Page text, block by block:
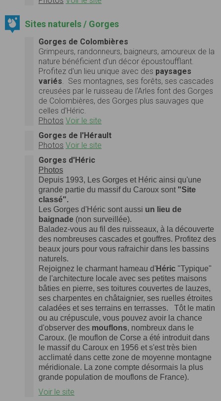
Sites naturels / Gorges
Gorges de Colombières
Grimpeurs, randonneurs, baigneurs, amoureux de la
nature bénéficient d'un décor époustoufflant.
Profitez d'un lieu unique avec des paysages
variés. Ses montagnes, ses forêts, ses cascades
creusées par le ruisseau de l'Arles font des Gorges
de Colombières, des Gorges plus sauvages que
celles d'Héric.
Photos Voir le site
Gorges de l'Hérault
Photos Voir le site
Gorges d'Héric
Photos
Depuis 1993, Les Gorges et Héric ainsi qu'une
grande partie du massif du Caroux sont "Site
classé".
Les Gorges d'Héric sont aussi un lieu de
baignade (non surveillée).
Baladez-vous au fil des ruisseaux, à la découverte
des nombreuses cascades et gouffres. Profitez des
beaux jours pour vous rafraichir dans les bassins
naturels.
Rejoignez le charmant hameau d'Héric "Typique"
de l'architecture locale avec ses petites maisons
bâties en pierre, ses toitures couvertes de lauzes,
ses charpentes en châtaignier, ses ruelles étroites
caladées et ses terrains en terrasses.
Tôt le matin
ou au crépuscule, vous pouvez avoir la chance
d'observer des mouflons, nombreux dans le
Caroux. (le mouflon de Corse a été introduit dans
le massif du Caroux en 1956 et s'est très bien
acclimaté dans cette zone de moyenne montagne
méridionale. La zone compte désormais la plus
grande population de mouflons de France).
Voir le site